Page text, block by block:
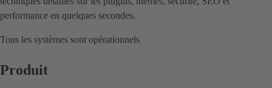
performance en quelques secondes.
Tous les systèmes sont opérationnels
Produit